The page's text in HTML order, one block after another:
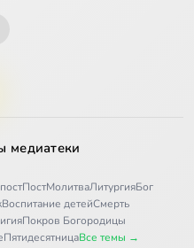
медиатеки
ПостМолитваЛитургияБог
Воспитание детейСмерть
Покров Богородицы
ПятидесятницаВсе темы →